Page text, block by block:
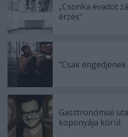
„Csonka évadot
érzés"
"Csak
Gasztronómiai
koponyája körül